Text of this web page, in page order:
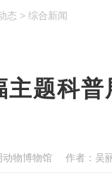
态 > 综合新闻
主题科
动物博物馆 作者： 吴